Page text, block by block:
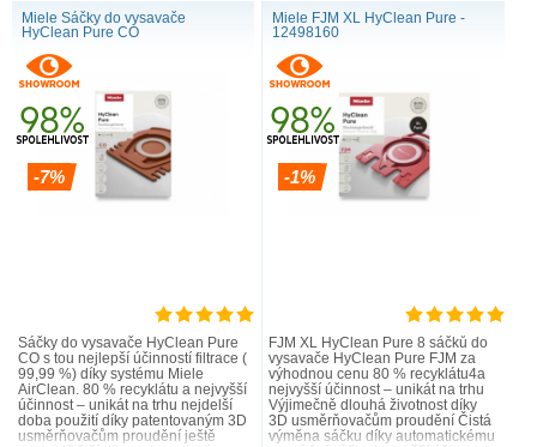
Miele Sáčky do vysavače
HyClean Pure CO
-7%
Sáčky do vysavače HyClean Pure
CO s tou nejlepší účinností filtrace (
99,99 %) díky systému Miele
AirClean. 80 % recyklátu a nejvyšší
účinnost – unikát na trhu nejdelší
doba použití díky patentovaným 3D
usměrňovačům proudění ještě
Miele FJM XL HyClean Pure -
12498160
-1%
FJM XL HyClean Pure 8 sáčků do
vysavače HyClean Pure FJM za
výhodnou cenu 80 % recyklátu4a
nejvyšší účinnost – unikát na trhu
Výjimečně dlouhá životnost díky
3D usměrňovačům proudění Čistá
výměna sáčku díky automatickému